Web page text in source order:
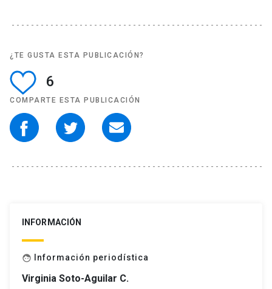
¿TE GUSTA ESTA PUBLICACIÓN?
6
COMPARTE ESTA PUBLICACIÓN
INFORMACIÓN
face Información periodística
Virginia Soto-Aguilar C.